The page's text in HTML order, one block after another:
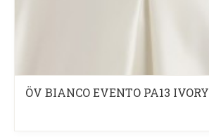
ÖV BIANCO EVENTO PA13 IVORY